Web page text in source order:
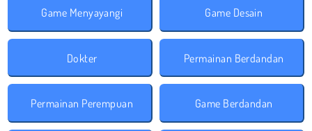
Game Menyayangi Game Desain
Dokter Permainan Berdandan
Permainan Perempuan Game Berdandan